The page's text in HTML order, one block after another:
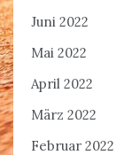
Juni 2022
Mai 2022
April 2022
März 2022
Februar 2022